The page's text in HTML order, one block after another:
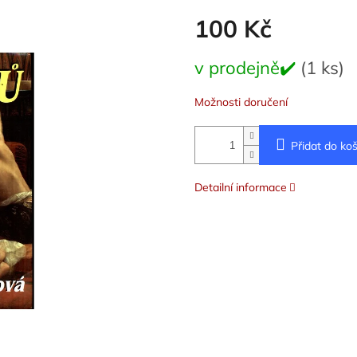
100 Kč
cena:
v prodejně✔️ (1 ks)
Možnosti doručení
Přidat do
Detailní informace